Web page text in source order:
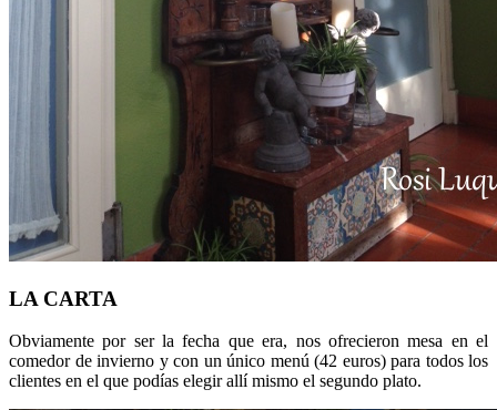
LA CARTA
Obviamente por ser la fecha que era, nos ofrecieron mesa en el
comedor de invierno y con un único menú (42 euros) para todos los
clientes en el que podías elegir allí mismo el segundo plato.